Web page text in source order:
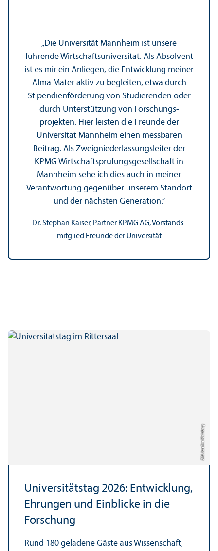
„Die Universität Mannheim ist unsere
führende Wirtschafts­universität. Als Absolvent
ist es mir ein Anliegen, die Entwicklung meiner
Alma Mater aktiv zu begleiten, etwa durch
Stipendien­förderung von Studierenden oder
durch Unter­stützung von Forschungs­
projekten. Hier leisten die Freunde der
Universität Mannheim einen messbaren
Beitrag. Als Zweigniederlassungs­leiter der
KPMG Wirtschafts­prüfungs­gesellschaft in
Mannheim sehe ich dies auch in meiner
Verantwortung gegenüber unserem Standort
und der nächsten Generation.“
Dr. Stephan Kaiser, Partner KPMG AG, Vorstands­
mitglied Freunde der Universität
Bild: Joseline Weinberg
Universitäts­tag 2026: Entwicklung,
Ehrungen und Einblicke in die
Forschung
Rund 180 geladene Gäste aus Wissenschaft,